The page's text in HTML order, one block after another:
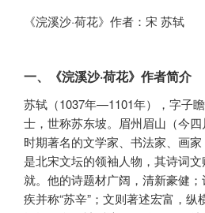
《浣溪沙·荷花》作者：宋 苏轼
一、《浣溪沙·荷花》作者简介
苏轼（1037年—1101年），字子
士，世称苏东坡。眉州眉山（今
时期著名的文学家、书法家、画
是北宋文坛的领袖人物，其诗词
就。他的诗题材广阔，清新豪健
疾并称“苏辛”；文则著述宏富，